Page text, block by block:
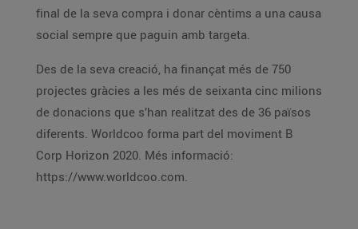
final de la seva compra i donar cèntims a una causa
social sempre que paguin amb targeta.
Des de la seva creació, ha finançat més de 750
projectes gràcies a les més de seixanta cinc milions
de donacions que s’han realitzat des de 36 països
diferents. Worldcoo forma part del moviment B
Corp Horizon 2020. Més informació:
https://www.worldcoo.com.